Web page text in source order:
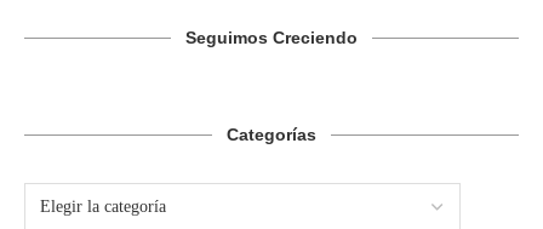
Seguimos Creciendo
Categorías